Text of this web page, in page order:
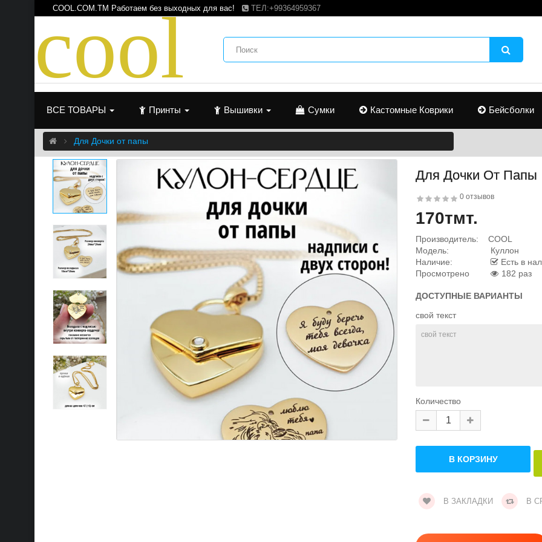
cool
COOL.COM.TM Работаем без выходных для вас! ТЕЛ:+99364959367
ВСЕ ТОВАРЫ Принты Вышивки Сумки Кастомные Коврики Бейсболки
Для Дочки от папы
Для Дочки От Папы
0 отзывов
170тмт.
Производитель:
COOL
Модель:
Куллон
Наличие:
Есть в
Просмотрено
182 раз
ДОСТУПНЫЕ ВАРИАНТЫ
свой текст
Количество
В ЗАКЛАДКИ В